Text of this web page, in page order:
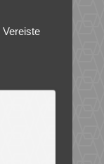
Vereiste